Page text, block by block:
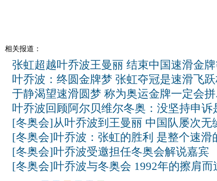
相关报道：
张虹超越叶乔波王曼丽 结束中国速滑金
叶乔波：终圆金牌梦 张虹夺冠是速滑飞
于静渴望速滑圆梦 称为奥运金牌一定会
叶乔波回顾阿尔贝维尔冬奥：没坚持申诉
[冬奥会]从叶乔波到王曼丽 中国队屡次无
[冬奥会]叶乔波：张虹的胜利 是整个速滑
[冬奥会]叶乔波受邀担任冬奥会解说嘉宾
[冬奥会]叶乔波与冬奥会 1992年的擦肩而